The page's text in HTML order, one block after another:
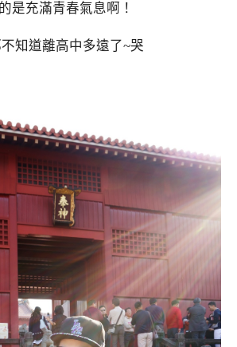
是充滿青春氣息啊！
知道離高中多遠了~哭